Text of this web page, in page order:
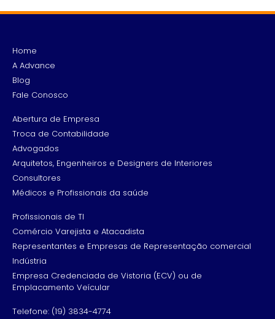
Home
A Advance
Blog
Fale Conosco
Abertura de Empresa
Troca de Contabilidade
Advogados
Arquitetos, Engenheiros e Designers de Interiores
Consultores
Médicos e Profissionais da saúde
Profissionais de TI
Comércio Varejista e Atacadista
Representantes e Empresas de Representação comercial
Indústria
Empresa Credenciada de Vistoria (ECV) ou de
Emplacamento Veícular
Telefone: (19) 3834-4774